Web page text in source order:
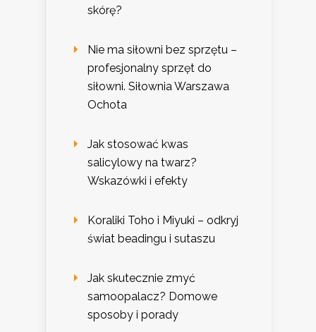
skórę?
Nie ma siłowni bez sprzętu –
profesjonalny sprzęt do
siłowni. Siłownia Warszawa
Ochota
Jak stosować kwas
salicylowy na twarz?
Wskazówki i efekty
Koraliki Toho i Miyuki – odkryj
świat beadingu i sutaszu
Jak skutecznie zmyć
samoopalacz? Domowe
sposoby i porady